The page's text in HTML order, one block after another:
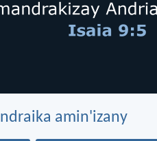
amin'izany